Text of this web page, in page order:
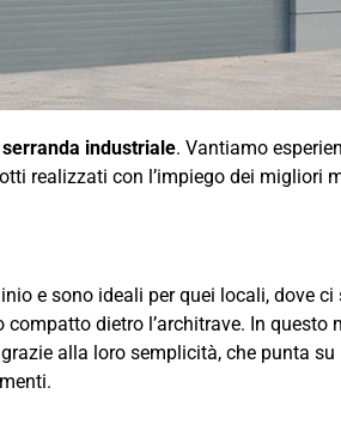
industriale. Vantiamo
realizzati con l’impiego dei migliori
e sono ideali per quei locali, dove
dietro l’architrave. In
alla loro semplicità, che punta